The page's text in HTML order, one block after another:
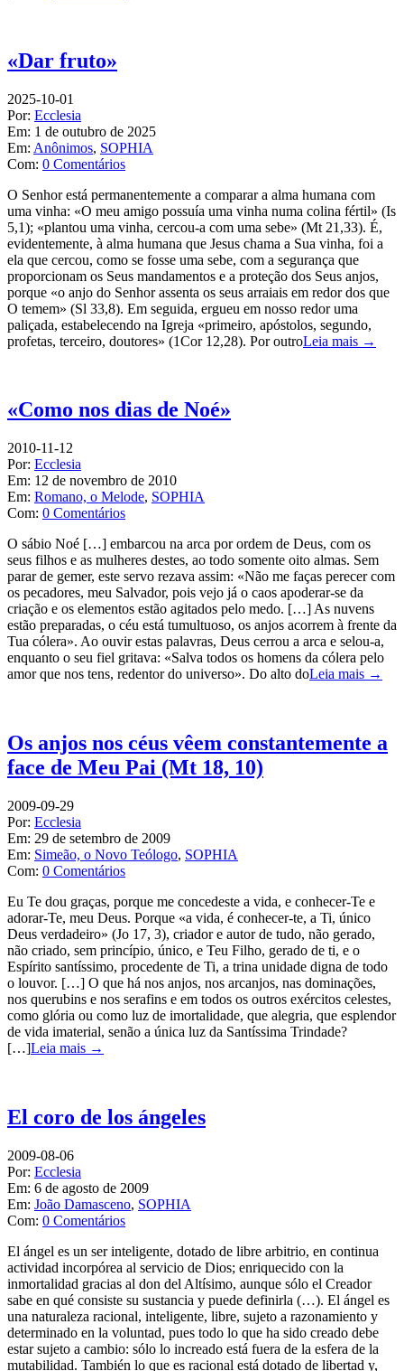
«Dar fruto»
2025-10-01
Por: Ecclesia
Em: 1 de outubro de 2025
Em: Anônimos, SOPHIA
Com: 0 Comentários
O Senhor está permanentemente a comparar a alma humana com
uma vinha: «O meu amigo possuía uma vinha numa colina fértil» (Is
5,1); «plantou uma vinha, cercou-a com uma sebe» (Mt 21,33). É,
evidentemente, à alma humana que Jesus chama a Sua vinha, foi a
ela que cercou, como se fosse uma sebe, com a segurança que
proporcionam os Seus mandamentos e a proteção dos Seus anjos,
porque «o anjo do Senhor assenta os seus arraiais em redor dos que
O temem» (Sl 33,8). Em seguida, ergueu em nosso redor uma
paliçada, estabelecendo na Igreja «primeiro, apóstolos, segundo,
profetas, terceiro, doutores» (1Cor 12,28). Por outroLeia mais →
«Como nos dias de Noé»
2010-11-12
Por: Ecclesia
Em: 12 de novembro de 2010
Em: Romano, o Melode, SOPHIA
Com: 0 Comentários
O sábio Noé […] embarcou na arca por ordem de Deus, com os
seus filhos e as mulheres destes, ao todo somente oito almas. Sem
parar de gemer, este servo rezava assim: «Não me faças perecer com
os pecadores, meu Salvador, pois vejo já o caos apoderar-se da
criação e os elementos estão agitados pelo medo. […] As nuvens
estão preparadas, o céu está tumultuoso, os anjos acorrem à frente da
Tua cólera». Ao ouvir estas palavras, Deus cerrou a arca e selou-a,
enquanto o seu fiel gritava: «Salva todos os homens da cólera pelo
amor que nos tens, redentor do universo». Do alto doLeia mais →
Os anjos nos céus vêem constantemente a
face de Meu Pai (Mt 18, 10)
2009-09-29
Por: Ecclesia
Em: 29 de setembro de 2009
Em: Simeão, o Novo Teólogo, SOPHIA
Com: 0 Comentários
Eu Te dou graças, porque me concedeste a vida, e conhecer-Te e
adorar-Te, meu Deus. Porque «a vida, é conhecer-te, a Ti, único
Deus verdadeiro» (Jo 17, 3), criador e autor de tudo, não gerado,
não criado, sem princípio, único, e Teu Filho, gerado de ti, e o
Espírito santíssimo, procedente de Ti, a trina unidade digna de todo
o louvor. […] O que há nos anjos, nos arcanjos, nas dominações,
nos querubins e nos serafins e em todos os outros exércitos celestes,
como glória ou como luz de imortalidade, que alegria, que esplendor
de vida imaterial, senão a única luz da Santíssima Trindade?
[…]Leia mais →
El coro de los ángeles
2009-08-06
Por: Ecclesia
Em: 6 de agosto de 2009
Em: João Damasceno, SOPHIA
Com: 0 Comentários
El ángel es un ser inteligente, dotado de libre arbitrio, en continua
actividad incorpórea al servicio de Dios; enriquecido con la
inmortalidad gracias al don del Altísimo, aunque sólo el Creador
sabe en qué consiste su sustancia y puede definirla (…). El ángel es
una naturaleza racional, inteligente, libre, sujeto a razonamiento y
determinado en la voluntad, pues todo lo que ha sido creado debe
estar sujeto a cambio: sólo lo increado está fuera de la esfera de la
mutabilidad. También lo que es racional está dotado de libertad y,